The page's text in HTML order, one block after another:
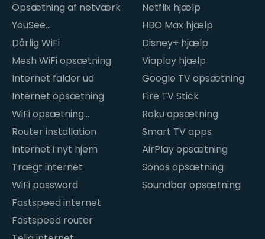
Opsætning af netværk
YouSee
internetproblemer
Dårlig WiFi
Mesh WiFi opsætning
Internet falder ud
Internet opsætning
WiFi opsætning
hjemme
Router installation
Internet i nyt hjem
Trægt internet
WiFi password
Fastspeed internet
Fastspeed router
Netflix hjælp
HBO Max hjælp
Disney+ hjælp
Viaplay hjælp
Google TV opsætning
Fire TV Stick
Roku opsætning
Smart TV apps
AirPlay opsætning
Sonos opsætning
Soundbar opsætning